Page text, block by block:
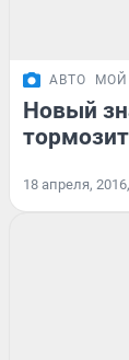
АВТО
Новый
18 апреля,